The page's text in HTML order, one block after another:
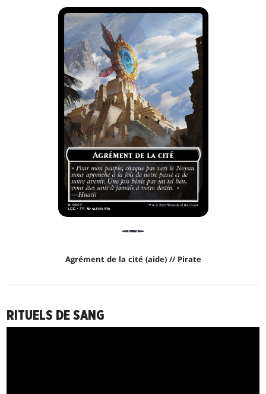
Agrément de la cité (aide) // Pirate
RITUELS DE SANG